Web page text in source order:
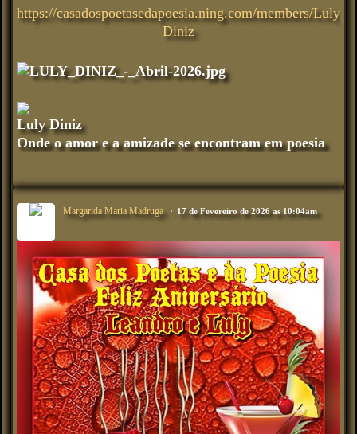
https://casadospoetasedapoesia.ning.com/members/Luly
Diniz
Luly Diniz
Onde o amor e a amizade se encontram em poesia
Margarida Maria Madruga 17 de Fevereiro de 2026 as 10:04am